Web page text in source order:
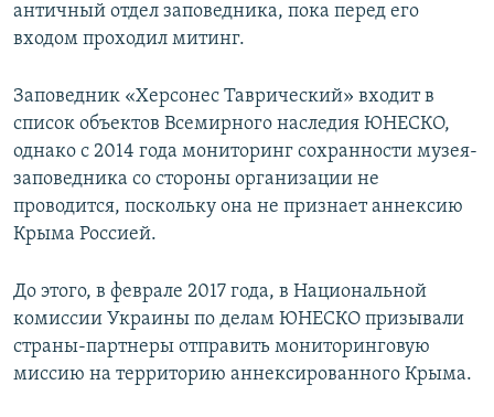
античный отдел заповедника, пока перед его
входом проходил митинг.
Заповедник «Херсонес Таврический» входит в
список объектов Всемирного наследия ЮНЕСКО,
однако с 2014 года мониторинг сохранности музея-
заповедника со стороны организации не
проводится, поскольку она не признает аннексию
Крыма Россией.
До этого, в феврале 2017 года, в Национальной
комиссии Украины по делам ЮНЕСКО призывали
страны-партнеры отправить мониторинговую
миссию на территорию аннексированного Крыма.